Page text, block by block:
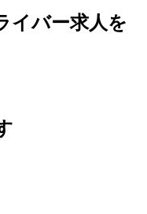
イバー求人を